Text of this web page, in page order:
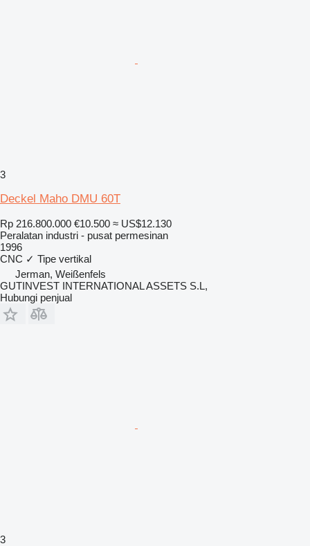
3
Deckel Maho DMU 60T
Rp 216.800.000 €10.500 ≈ US$12.130
Peralatan industri - pusat permesinan
1996
CNC ✓ Tipe vertikal
Jerman, Weißenfels
GUTINVEST INTERNATIONAL ASSETS S.L,
Hubungi penjual
3